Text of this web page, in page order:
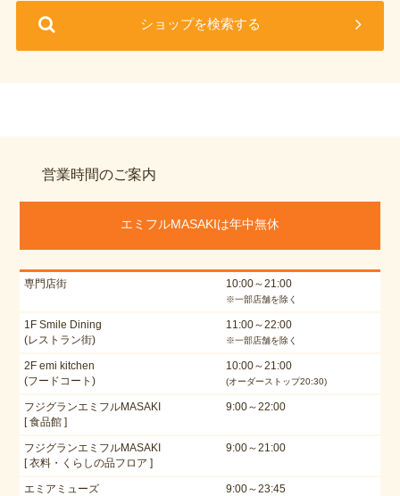
ショップを検索する
営業時間のご案内
エミフルMASAKIは年中無休
専門店街 10:00～21:00
※一部店舗を除く
1F Smile Dining
(レストラン街)
11:00～22:00
※一部店舗を除く
2F emi kitchen
(フードコート)
10:00～21:00
(オーダーストップ20:30)
フジグランエミフルMASAKI
[ 食品館 ]
9:00～22:00
フジグランエミフルMASAKI
[ 衣料・くらしの品フロア ]
9:00～21:00
エミアミューズ 9:00～23:45